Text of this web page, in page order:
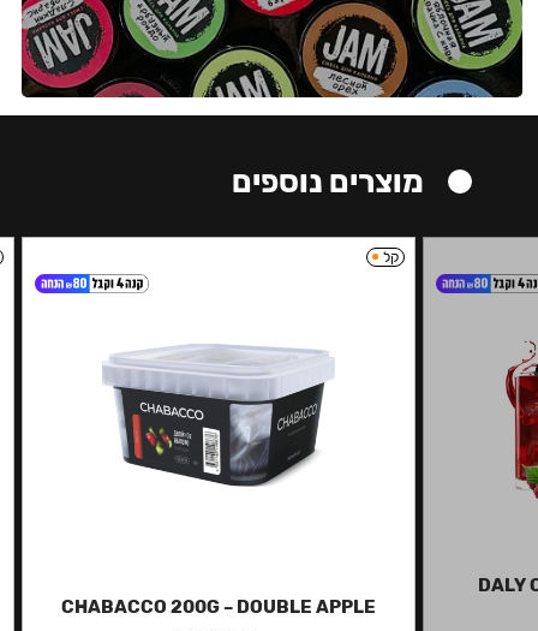
מוצרים נוספים
DALY
קל
CHABACCO 200G – DOUBLE APPLE